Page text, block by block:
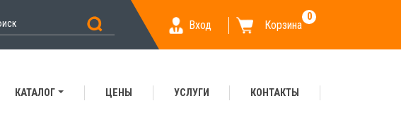
Вход Корзина
0
КАТАЛОГ ЦЕНЫ УСЛУГИ КОНТАКТЫ